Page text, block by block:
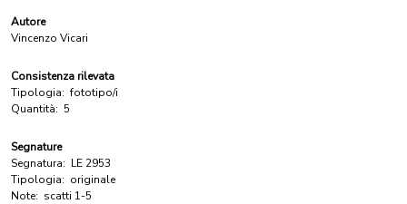
Autore
Vincenzo Vicari
Consistenza rilevata
Tipologia: fototipo/i
Quantità: 5
Segnature
Segnatura: LE 2953
Tipologia: originale
Note: scatti 1-5